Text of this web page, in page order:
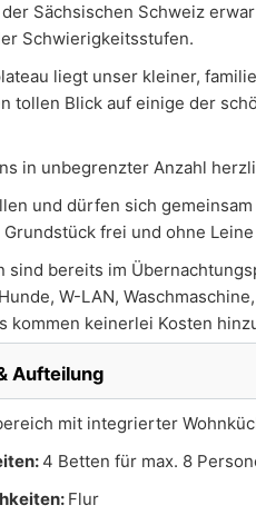
Sächsischen Schweiz
Schwierigkeitsstufen.
liegt unser kleiner,
tollen Blick auf einige der
in unbegrenzter Anzahl
und dürfen sich
Grundstück frei und ohne
sind bereits im
W-LAN,
kommen keinerlei Kosten
Aufteilung
mit integrierter
4 Betten für max. 8
Flur